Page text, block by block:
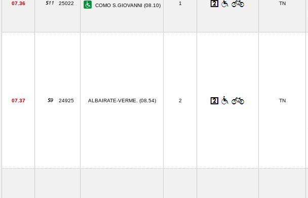
07.36 25022 COMO S.GIOVANNI (08.10) 1 TN
07.37 24925 ALBAIRATE-VERME. (08.54) 2 TN